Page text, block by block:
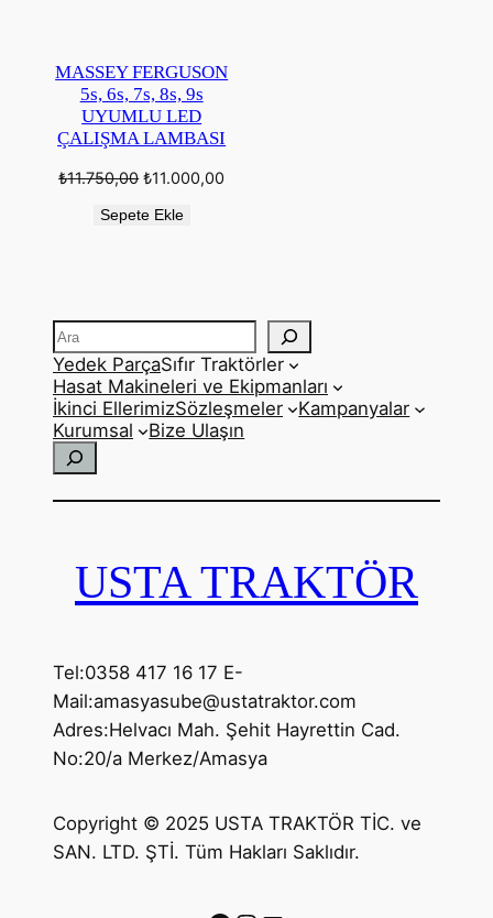
MASSEY FERGUSON
5s, 6s, 7s, 8s, 9s
UYUMLU LED
ÇALIŞMA LAMBASI
₺11.750,00 Orijinal
₺11.750,00.
₺11.000,00
Sepete Ekle
Ara
Yedek ParçaSıfır Traktörler
Hasat Makineleri ve Ekipmanları
İkinci EllerimizSözleşmeler
Kampanyalar
Kurumsal
Bize Ulaşın
Ara
USTA TRAKTÖR
Tel:0358 417 16 17 E-
Mail:amasyasube@ustatraktor.com
Adres:Helvacı Mah. Şehit Hayrettin Cad.
No:20/a Merkez/Amasya
Copyright © 2025 USTA TRAKTÖR TİC. ve
SAN. LTD. ŞTİ. Tüm Hakları Saklıdır.